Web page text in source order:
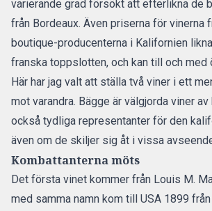
varierande grad försökt att efterlikna de
från Bordeaux. Även priserna för vinerna
boutique-producenterna i Kalifornien
franska toppslotten, och kan till och med
Här har jag valt att ställa två viner i ett
mot varandra. Bägge är välgjorda viner
också tydliga representanter för den
även om de skiljer sig åt i vissa
Kombattanterna möts
Det första vinet kommer från Louis M.
med samma namn kom till USA 1899